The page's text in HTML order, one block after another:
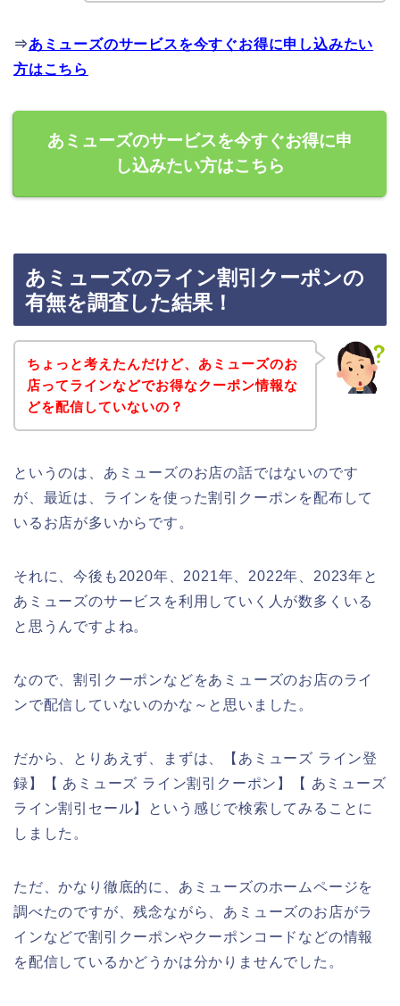
⇒あミューズのサービスを今すぐお得に申し込みたい
方はこちら
あミューズのサービスを今すぐお得に申
し込みたい方はこちら
あミューズのライン割引クーポンの
有無を調査した結果！
ちょっと考えたんだけど、あミューズのお
店ってラインなどでお得なクーポン情報な
どを配信していないの？
というのは、あミューズのお店の話ではないのです
が、最近は、ラインを使った割引クーポンを配布して
いるお店が多いからです。
それに、今後も2020年、2021年、2022年、2023年と
あミューズのサービスを利用していく人が数多くいる
と思うんですよね。
なので、割引クーポンなどをあミューズのお店のライ
ンで配信していないのかな～と思いました。
だから、とりあえず、まずは、【あミューズ ライン登
録】【 あミューズ ライン割引クーポン】【 あミューズ
ライン割引セール】という感じで検索してみることに
しました。
ただ、かなり徹底的に、あミューズのホームページを
調べたのですが、残念ながら、あミューズのお店がラ
インなどで割引クーポンやクーポンコードなどの情報
を配信しているかどうかは分かりませんでした。